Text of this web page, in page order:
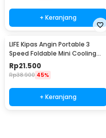
+ Keranjang
LIFE Kipas Angin Portable 3
Speed Foldable Mini Cooling
Fan 800mAh - Y8
Rp21.500
Rp38.900 45%
+ Keranjang